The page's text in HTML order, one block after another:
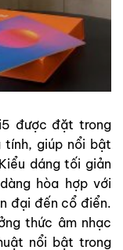
được đặt trong
tính, giúp nổi bật
dáng tối giản
hòa hợp với
đại đến cổ điển.
thức âm nhạc
nổi bật trong